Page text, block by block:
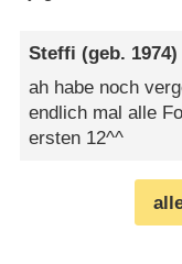
Steffi (geb.
ah habe noch
endlich mal alle
ersten 12^^